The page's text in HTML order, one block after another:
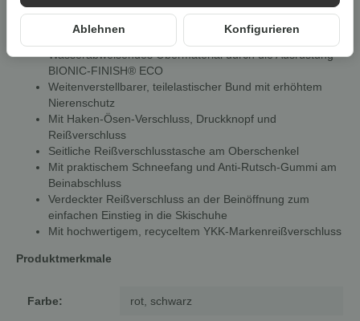
Atmungsaktiv, wind- und wasserdicht, mit versiegelten
Hauptnähten, Wassersäule des Obermaterials: 3.000 mm
Wasserabweisendes Obermaterial durch die Ausrüstung
BIONIC-FINISH® ECO
Weitenverstellbarer, teilelastischer Bund mit erhöhtem
Nierenschutz
Mit Haken-Ösen-Verschluss, Druckknopf und
Reißverschluss
Seitliche Reißverschlusstasche am Oberschenkel
Mit praktischem Schneefang und Anti-Rutsch-Gummi am
Beinabschluss
Verdeckter Reißverschluss an der Beinöffnung zum
einfachen Einstieg in die Skischuhe
Mit hochwertigem, recyceltem YKK-Markenreißverschluss
Produktmerkmale
Farbe: rot, schwarz
Ablehnen Konfigurieren